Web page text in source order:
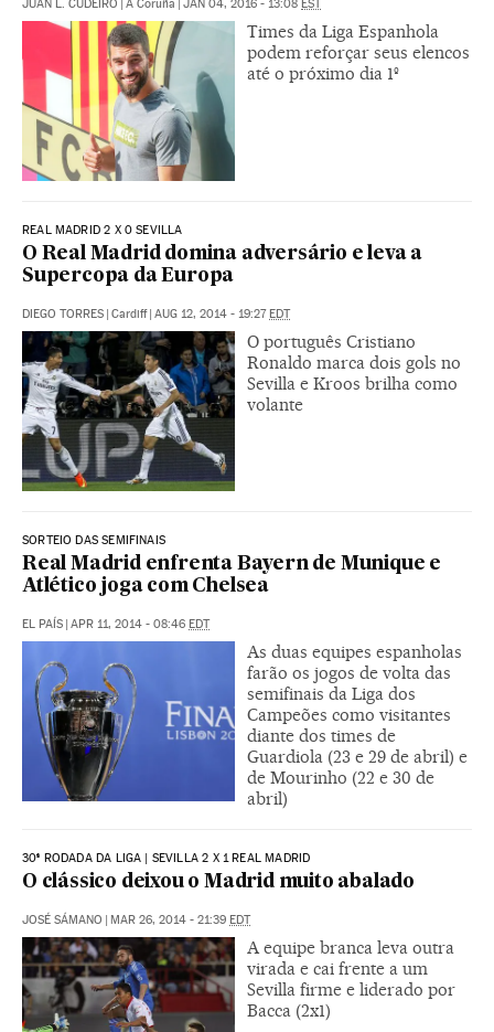
JUAN L. CUDEIRO A Coruña JAN 04, 2016 - 13:08 EST
Times da Liga Espanhola
podem reforçar seus elencos
até o próximo dia 1º
REAL MADRID 2 X 0 SEVILLA
O Real Madrid domina adversário e leva a
Supercopa da Europa
DIEGO TORRES | Cardiff | AUG 12, 2014 - 19:27EDT
O português Cristiano
Ronaldo marca dois gols no
Sevilla e Kroos brilha como
volante
SORTEIO DAS SEMIFINAIS
Real Madrid enfrenta Bayern de Munique e
Atlético joga com Chelsea
EL PAÍS | APR 11, 2014 - 08:46 EDT
As duas equipes espanholas
farão os jogos de volta das
semifinais da Liga dos
Campeões como visitantes
diante dos times de
Guardiola (23 e 29 de abril) e
de Mourinho (22 e 30 de
abril)
30ª RODADA DA LIGA | SEVILLA 2 X 1 REAL MADRID
O clássico deixou o Madrid muito abalado
JOSÉ SÁMANO | MAR 26, 2014 - 21:39 EDT
A equipe branca leva outra
virada e cai frente a um
Sevilla firme e liderado por
Bacca (2x1)